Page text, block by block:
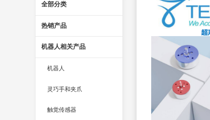
全部分类
热销产品
机器人相关产品
机器人
灵巧手和夹爪
触觉传感器